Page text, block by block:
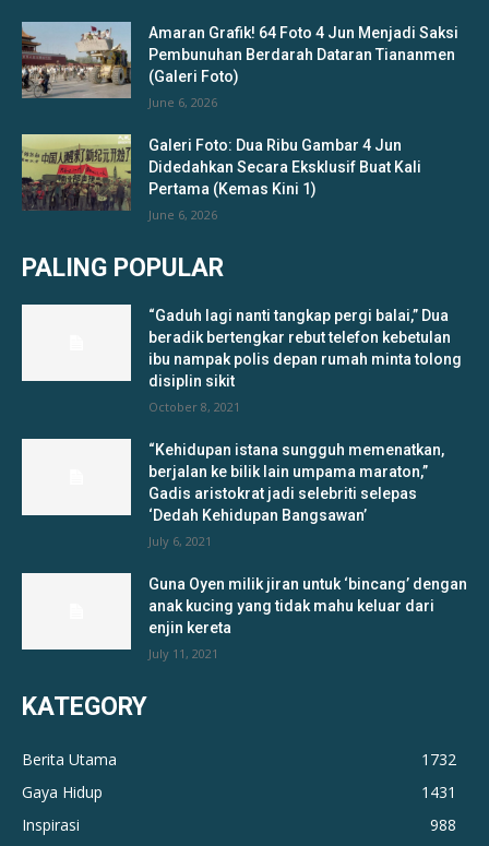
Amaran Grafik! 64 Foto 4 Jun Menjadi Saksi
Pembunuhan Berdarah Dataran Tiananmen
(Galeri Foto)
June 6, 2026
Galeri Foto: Dua Ribu Gambar 4 Jun
Didedahkan Secara Eksklusif Buat Kali
Pertama (Kemas Kini 1)
June 6, 2026
PALING POPULAR
“Gaduh lagi nanti tangkap pergi balai,” Dua
beradik bertengkar rebut telefon kebetulan
ibu nampak polis depan rumah minta tolong
disiplin sikit
October 8, 2021
“Kehidupan istana sungguh memenatkan,
berjalan ke bilik lain umpama maraton,”
Gadis aristokrat jadi selebriti selepas
‘Dedah Kehidupan Bangsawan’
July 6, 2021
Guna Oyen milik jiran untuk ‘bincang’ dengan
anak kucing yang tidak mahu keluar dari
enjin kereta
July 11, 2021
KATEGORY
Berita Utama
1732
Gaya Hidup
1431
Inspirasi
988